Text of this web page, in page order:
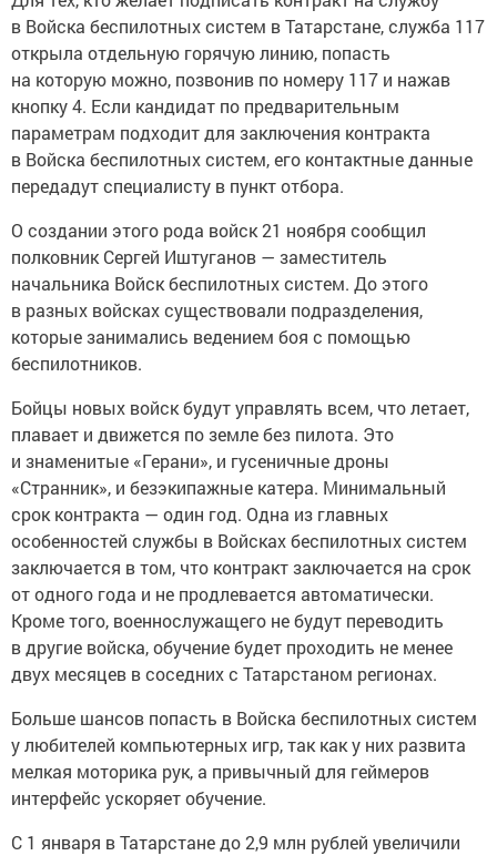
в Войска беспилотных систем в Татарстане, служба 117
открыла отдельную горячую линию, попасть
на которую можно, позвонив по номеру 117 и нажав
кнопку 4. Если кандидат по предварительным
параметрам подходит для заключения контракта
в Войска беспилотных систем, его контактные данные
передадут специалисту в пункт отбора.
О создании этого рода войск 21 ноября сообщил
полковник Сергей Иштуганов — заместитель
начальника Войск беспилотных систем. До этого
в разных войсках существовали подразделения,
которые занимались ведением боя с помощью
беспилотников.
Бойцы новых войск будут управлять всем, что летает,
плавает и движется по земле без пилота. Это
и знаменитые «Герани», и гусеничные дроны
«Странник», и безэкипажные катера. Минимальный
срок контракта — один год. Одна из главных
особенностей службы в Войсках беспилотных систем
заключается в том, что контракт заключается на срок
от одного года и не продлевается автоматически.
Кроме того, военнослужащего не будут переводить
в другие войска, обучение будет проходить не менее
двух месяцев в соседних с Татарстаном регионах.
Больше шансов попасть в Войска беспилотных систем
у любителей компьютерных игр, так как у них развита
мелкая моторика рук, а привычный для геймеров
интерфейс ускоряет обучение.
С 1 января в Татарстане до 2,9 млн рублей увеличили